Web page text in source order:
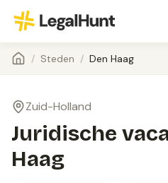
/ Steden / Den Haag
Zuid-Holland
Juridische
Haag